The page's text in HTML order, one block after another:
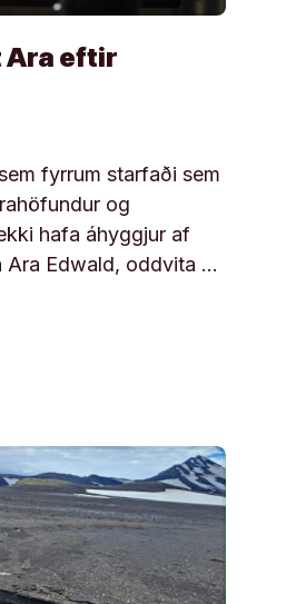
Ara eftir
fyrrum starfaði sem
og
hafa áhyggjur af
Ara Edwald, oddvita …